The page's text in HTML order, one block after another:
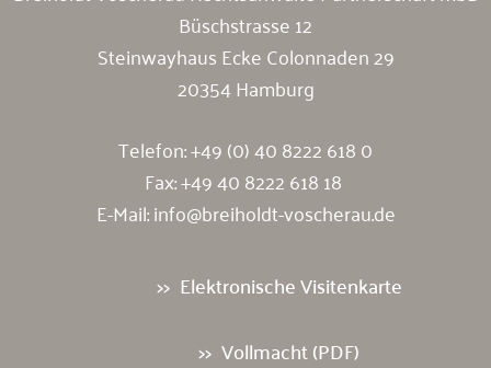
Büschstrasse 12
Steinwayhaus Ecke Colonnaden 29
20354 Hamburg
Telefon:+49 (0) 40 8222 618 0
Fax: +49 40 8222 618 18
E-Mail:info@breiholdt-voscherau.de
Elektronische Visitenkarte
Vollmacht (PDF)